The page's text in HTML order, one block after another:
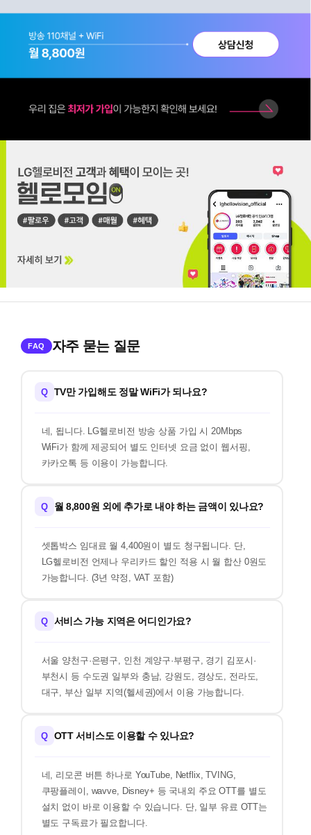
FAQ 자주 묻는 질문
Q TV만 가입해도 정말 WiFi가 되나요?
네, 됩니다. LG헬로비전 방송 상품 가입 시 20Mbps
WiFi가 함께 제공되어 별도 인터넷 요금 없이 웹서핑,
카카오톡 등 이용이 가능합니다.
Q 월 8,800원 외에 추가로 내야 하는 금액이 있나요?
셋톱박스 임대료 월 4,400원이 별도 청구됩니다. 단,
LG헬로비전 언제나 우리카드 할인 적용 시 월 합산 0원도
가능합니다. (3년 약정, VAT 포함)
Q 서비스 가능 지역은 어디인가요?
서울 양천구·은평구, 인천 계양구·부평구, 경기 김포시·
부천시 등 수도권 일부와 충남, 강원도, 경상도, 전라도,
대구, 부산 일부 지역(헬세권)에서 이용 가능합니다.
Q OTT 서비스도 이용할 수 있나요?
네, 리모콘 버튼 하나로 YouTube, Netflix, TVING,
쿠팡플레이, wavve, Disney+ 등 국내외 주요 OTT를 별도
설치 없이 바로 이용할 수 있습니다. 단, 일부 유료 OTT는
별도 구독료가 필요합니다.